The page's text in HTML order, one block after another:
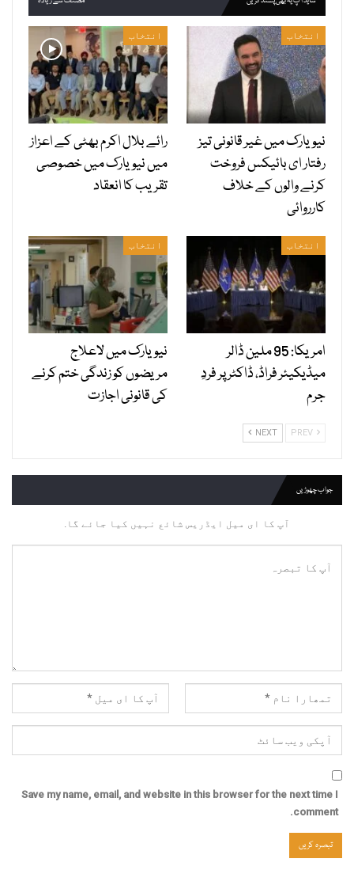
انتخاب
نیویارک میں غیر قانونی تیز
رفتار ای بائیکس فروخت
کرنے والوں کے خلاف
کارروائی
انتخاب
رائے بلال اکرم بھٹی کے اعزاز
میں نیویارک میں خصوصی
تقریب کا انعقاد
انتخاب
امریکا: 95 ملین ڈالر
میڈیکیئر فراڈ، ڈاکٹر پر فردِ
جرم
انتخاب
نیویارک میں لاعلاج
مریضوں کو زندگی ختم کرنے
کی قانونی اجازت
NEXT
جواب چھوڑیں
آپ کا ای میل ایڈریس شائع نہیں کیا جائے گا.
Save my name, email, and website in this browser for the next time I
comment.